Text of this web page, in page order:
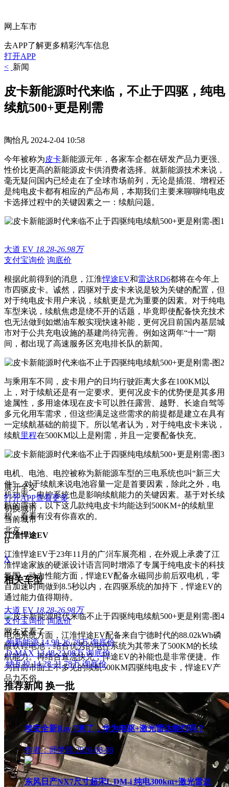
网上车市
去APP了解更多精彩汽车信息
打开APP
< 新闻
皮卡新能源时代来临，不止于四驱，纯电
续航500+更是刚需
陶怡凡 2024-2-04 10:58
今年被称为皮卡新能源元年，各家车企都在研发产品力更强、
性价比更高的新能源皮卡供消费者选择。就新能源技术来说，
毫无疑问国内已经走在了全球市场前列，无论是插混、增程还
是纯电皮卡都有相应的产品布局，本期我们主要来聊聊纯电皮
卡选择过程中的关键因素之一：续航问题。
大道 EV 18.28-26.98万
支付宝询价 询底价
根据此前得到的消息，江淮悍途EV和雷达RD6都将在今年上
市四驱皮卡。诚然，四驱对于皮卡来说是较为关键的配置，但
对于纯电皮卡用户来说，续航更是尤为重要的因素。对于纯电
车型来说，续航焦虑是绕不开的话题，毕竟即使配备快充技术
也无法做到如燃油车般实现快速补能，更何况目前国内基层城
市对于公共充电设施的基建尚待完善。例如这两年“十一”期
间，都出现了高速服务区充电排长队的新闻。
与乘用车不同，皮卡用户的日均行驶距离大多在100KM以
上，对于续航还是有一定要求。更何况皮卡的优势便是其多用
途属性，多用途体现在皮卡可以胜任露营、越野、长途自驾等
多元化用车需求，但这些满足这些需求的前提都是建立在具有
一定续航基础的前提下。所以笔者认为，对于纯电皮卡来说，
续航里程在500KM以上是刚需，并且一定要配备快充。
电机、电池、电控被称为新能源车型的三电系统也叫“新三大
件”，对于续航来说电池容量一定是首要因素，除此之外，电
机功率、电控系统也是影响续航能力的关键因素。基于对长续
航的需求，以下这几款纯电皮卡均能达到500KM+的续航里
程，看看有没有你喜欢的。
江淮悍途EV
江淮悍途EV于23年11月的广州车展亮相，在外观上承袭了江
淮悍途家族的硬派设计语言同时增添了专属于纯电皮卡的科技
氛围。动力性能方面，悍途EV配备永磁同步前后双电机，零
百加速时间做到8.5秒以内，在四驱系统的加持下，悍途EV的
通过能力值得期待。
电池系统方面，江淮悍途EV配备来自宁德时代的88.02kWh磷
酸铁锂电池，结合优秀的电控系统为其带来了500KM的长续
航能力。再结合直流快充，悍途EV的补能也是非常便捷。作
为目前市面上不多见的续航500KM四驱纯电皮卡，悍途EV产
品力不俗。
展开全文
打开APP查看更多
切换城市
当前城市
北京
B
X
相关车型
大道 EV 18.28-26.98万
支付宝询价 询底价
网友还看了
炮新能源 14.98-26.78万 询底价
D-MAX 13.48-22.08万 询底价
纳瓦拉 14.28-21.78万 询底价
推荐新闻 换一批
埃安全新Ray 7来了，华为电驱+激光雷达能打吗？
作者：师梦琼 2026-08-08
东风日产NX7尺寸超宋L DM-i 纯电300km+激光雷达